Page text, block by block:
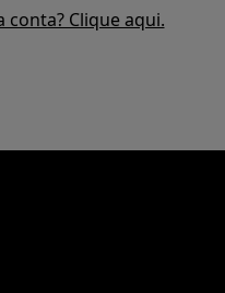
conta? Clique aqui.